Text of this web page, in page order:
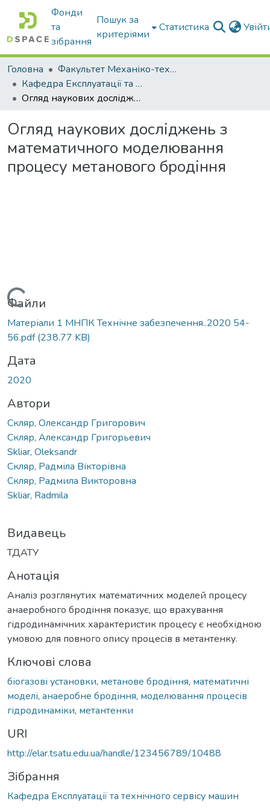
Фонди
та
зібрання
Пошук за
критеріями
Статистика
Головна
Факультет Механіко-технологічний
Кафедра Експлуатації та технічного сервісу машин
Огляд наукових досліджень з математичного моделювання процесу метанового бродіння
Огляд наукових досліджень з
математичного моделювання
процесу метанового бродіння
Вантажиться...
Файли
Матеріали 1 МНПК Технічне забезпечення..2020 54-
56.pdf(238.77 KB)
Дата
2020
Автори
Скляр, Олександр Григорович
Скляр, Александр Григорьевич
Skliar, Oleksandr
Скляр, Радміла Вікторівна
Скляр, Радмила Викторовна
Skliar, Radmila
Видавець
ТДАТУ
Анотація
Аналіз розглянутих математичних моделей процесу
анаеробного бродіння показує, що врахування
гідродинамічних характеристик процесу є необхідною
умовою для повного опису процесів в метантенку.
Ключові слова
біогазові установки, метанове бродіння, математичні
моделі, анаеробне бродіння, моделювання процесів
гідродинаміки, метантенки
URI
http://elar.tsatu.edu.ua/handle/123456789/10488
Зібрання
Кафедра Експлуатації та технічного сервісу машин